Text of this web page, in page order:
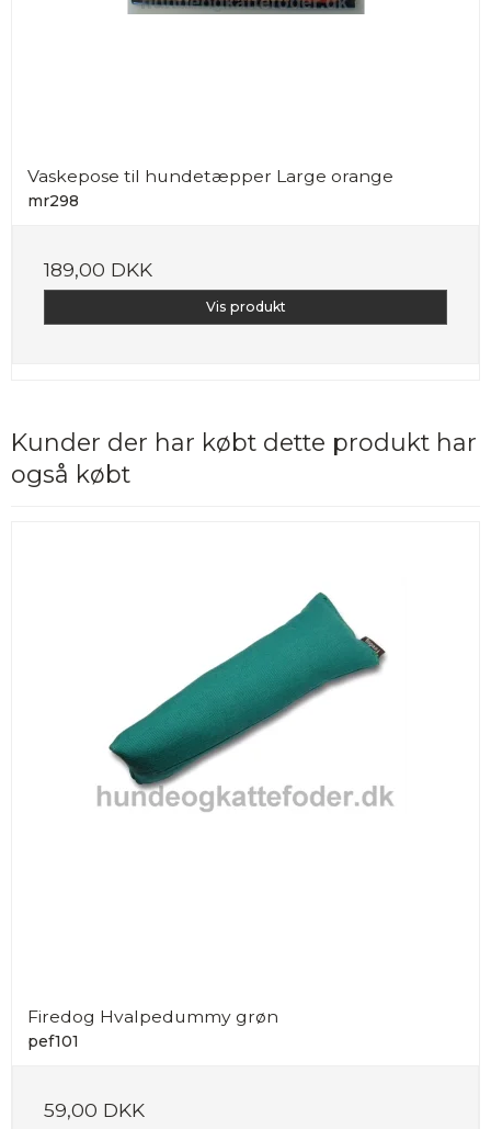
Vaskepose til hundetæpper Large orange
mr298
189,00 DKK
Vis produkt
Kunder der har købt dette produkt har
også købt
Firedog Hvalpedummy grøn
pef101
59,00 DKK